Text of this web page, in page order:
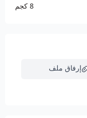
8 كجم
إرفاق ملف